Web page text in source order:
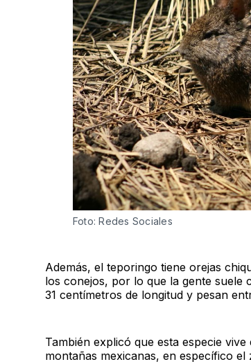
Foto: Redes Sociales
Además, el teporingo tiene orejas
los conejos, por lo que la gente
31 centímetros de longitud y pesan
También explicó que esta especie
montañas mexicanas, en específico